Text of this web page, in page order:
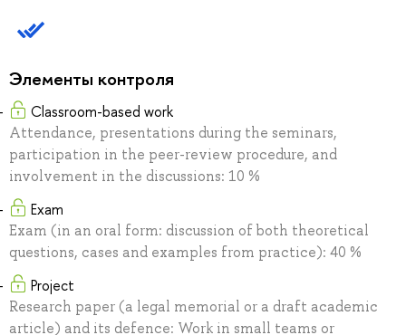
Элементы контроля
Classroom-based work
Attendance, presentations during the seminars,
participation in the peer-review procedure, and
involvement in the discussions: 10 %
Exam
Exam (in an oral form: discussion of both theoretical
questions, cases and examples from practice): 40 %
Project
Research paper (a legal memorial or a draft academic
article) and its defence: Work in small teams or